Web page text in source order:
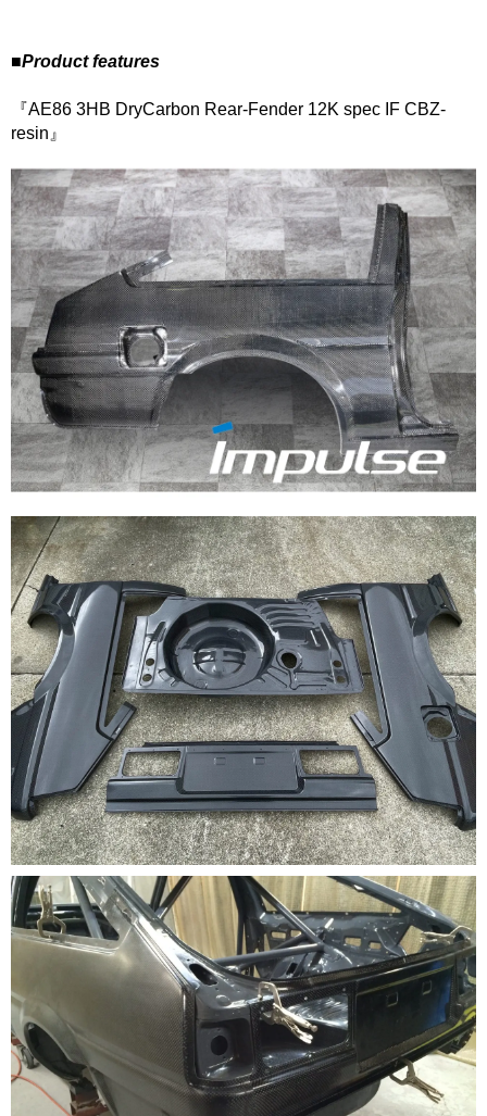
■Product features
『AE86 3HB DryCarbon Rear-Fender 12K spec IF CBZ-
resin』